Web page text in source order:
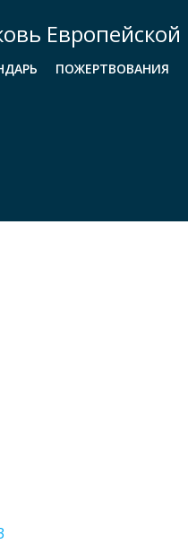
Европейской
ПОЖЕРТВОВАНИЯ